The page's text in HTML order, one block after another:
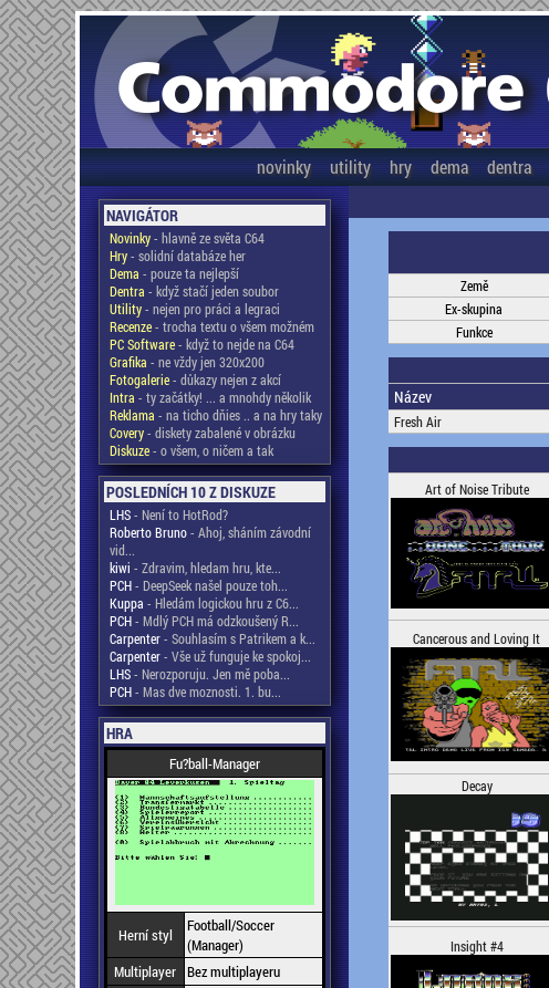
novinky utility hry dema dentra
NAVIGÁTOR
Novinky- hlavně ze světa C64
Hry- solidní databáze her
Dema - pouze ta nejlepší
Dentra - když stačí jeden soubor
Utility- nejen pro práci a legraci
Recenze- trocha textu o všem možném
PC Software- když to nejde na C64
Grafika - ne vždy jen 320x200
Fotogalerie- důkazy nejen z akcí
Intra - ty začátky! ... a mnohdy několik
Reklama - na ticho dňies .. a na hry taky
Covery- diskety zabalené v obrázku
Diskuze- o všem, o ničem a tak
POSLEDNÍCH 10 Z DISKUZE
LHS- Není to HotRod?
Roberto Bruno- Ahoj, sháním závodní
vid...
kiwi - Zdravim, hledam hru, kte...
PCH- DeepSeek našel pouze toh...
Kuppa - Hledám logickou hru z C6...
PCH- Mdlý PCH má odzkoušený R...
Carpenter- Souhlasím s Patrikem a k...
Carpenter- Vše už funguje ke spokoj...
LHS- Nerozporuju. Jen mě poba...
PCH- Mas dve moznosti. 1. bu...
HRA
Fu?ball-Manager
Herní styl
Football/Soccer
(Manager)
Multiplayer Bez multiplayeru
Země
Ex-skupina
Funkce
Název
Fresh Air
Art of Noise Tribute
Cancerous and Loving It
Decay
Insight #4